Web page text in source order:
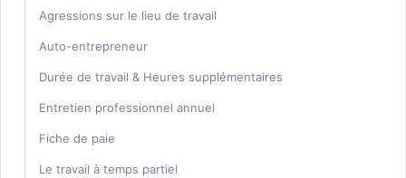
Honoraires
Agressions sur le lieu de travail
Auto-entrepreneur
Durée de travail & Heures supplémentaires
Entretien professionnel annuel
Fiche de paie
Le travail à temps partiel